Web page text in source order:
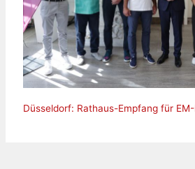
Düsseldorf: Rathaus-Empfang für